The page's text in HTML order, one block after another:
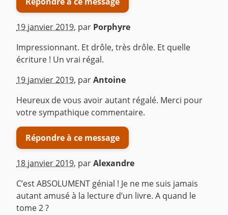
19 janvier 2019, par Porphyre
Impressionnant. Et drôle, très drôle. Et quelle
écriture ! Un vrai régal.
^
19 janvier 2019, parAntoine
Heureux de vous avoir autant régalé. Merci pour
votre sympathique commentaire.
Répondre à ce message
18 janvier 2019, parAlexandre
C’est ABSOLUMENT génial ! Je ne me suis jamais
autant amusé à la lecture d’un livre. A quand le
tome 2 ?